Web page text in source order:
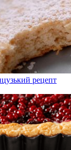
рецепт